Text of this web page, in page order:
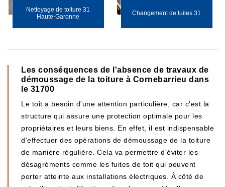
Nettoyage de toiture 31
Haute-Garonne
Changement de tuiles 31
Les conséquences de l'absence de travaux de
démoussage de la toiture à Cornebarrieu dans
le 31700
Le toit a besoin d'une attention particulière, car c'est la
structure qui assure une protection optimale pour les
propriétaires et leurs biens. En effet, il est indispensable
d'effectuer des opérations de démoussage de la toiture
de manière régulière. Cela va permettre d'éviter les
désagréments comme les fuites de toit qui peuvent
porter atteinte aux installations électriques. À côté de